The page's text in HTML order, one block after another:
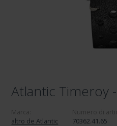
Atlantic Timeroy
altro de Atlantic
70362.41.65